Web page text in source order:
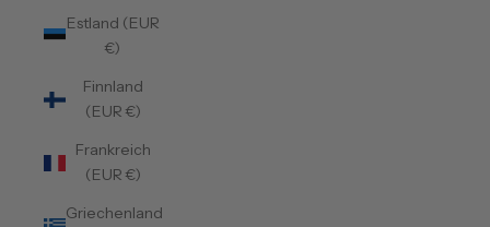
Estland (EUR
€)
Finnland
(EUR €)
Frankreich
(EUR €)
Griechenland